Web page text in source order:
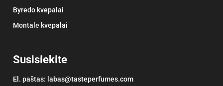
Byredo kvepalai
Montale kvepalai
Susisiekite
El. paštas: labas@tasteperfumes.com